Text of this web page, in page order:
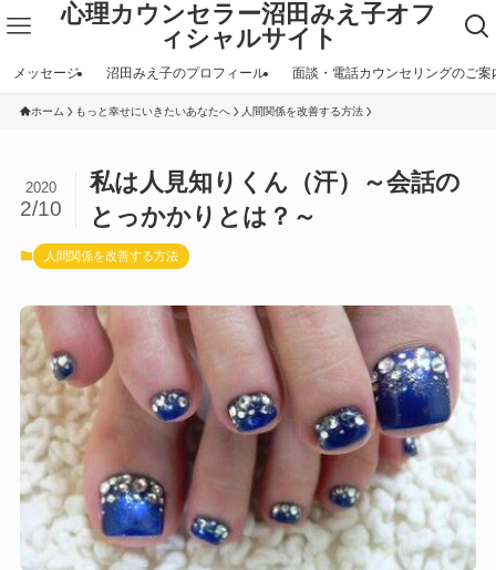
心理カウンセラー沼田みえ子オフ
ィシャルサイト
メッセージ 沼田みえ子のプロフィール 面談・電話カウンセリングのご案
ホーム もっと幸せにいきたいあなたへ 人間関係を改善する方法
私は人見知りくん（汗）～会話の
とっかかりとは？～
2020
2/10
人間関係を改善する方法